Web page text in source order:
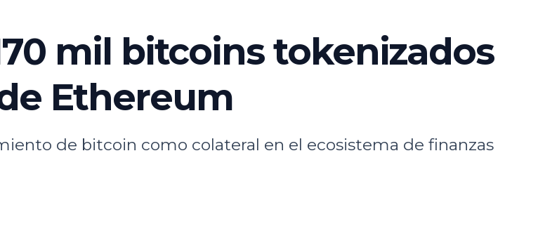
mil bitcoins tokenizados
Ethereum
de bitcoin como colateral en el ecosistema de finanzas